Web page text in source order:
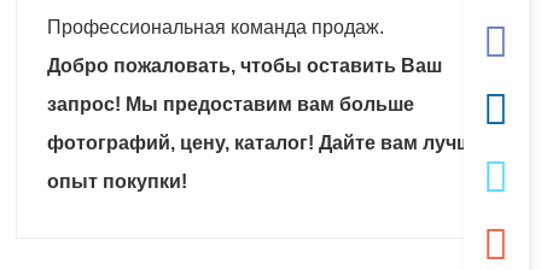
Профессиональная команда продаж.
Добро пожаловать, чтобы оставить Ваш
запрос! Мы предоставим вам больше
фотографий, цену, каталог! Дайте вам лучший
опыт покупки!